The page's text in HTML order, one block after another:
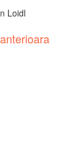
Loidl